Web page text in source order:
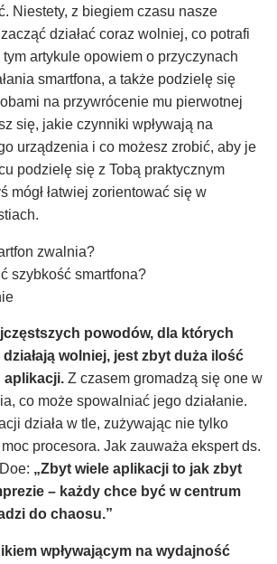
Niestety, z biegiem czasu nasze
działać coraz wolniej, co potrafi
tym artykule opowiem o przyczynach
smartfona, a także podzielę się
na przywrócenie mu pierwotnej
się, jakie czynniki wpływają na
urządzenia i co możesz zrobić, aby je
podzielę się z Tobą praktycznym
mógł łatwiej zorientować się w
zwalnia?
szybkość smartfona?
powodów, dla których
wolniej, jest zbyt duża ilość
aplikacji. Z czasem gromadzą się one w
co może spowalniać jego działanie.
działa w tle, zużywając nie tylko
procesora. Jak zauważa ekspert ds.
„Zbyt wiele aplikacji to jak zbyt
– każdy chce być w centrum
do chaosu.”
wpływającym na wydajność